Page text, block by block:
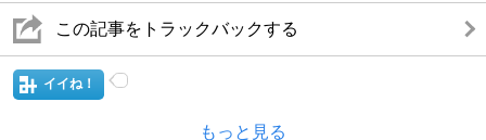
この記事をトラックバックする
イイね！
もっと見る